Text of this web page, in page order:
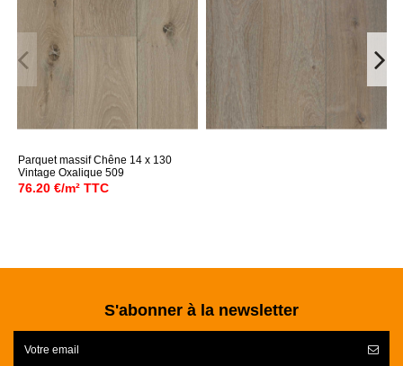
Parquet massif Chêne 14 x 130
Vintage Oxalique 509
76.20 €/m² TTC
S'abonner à la newsletter